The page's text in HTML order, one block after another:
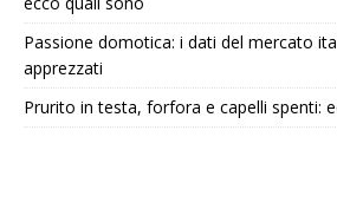
Passione domotica: i dati del mercato
apprezzati
Prurito in testa, forfora e capelli spenti: